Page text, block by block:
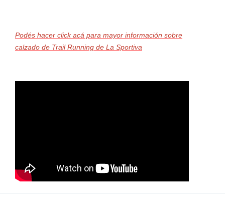
Podés hacer click acá para mayor información sobre
calzado de Trail Running de La Sportiva